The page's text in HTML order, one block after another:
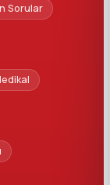
Sorular